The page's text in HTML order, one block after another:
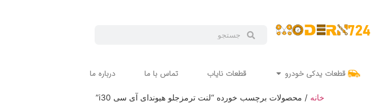
قطعات یدکی خودرو قطعات نایاب تماس با ما درباره ما
خانه / محصولات برچسب خورده “لنت ترمزجلو هیوندای آی سی i30”